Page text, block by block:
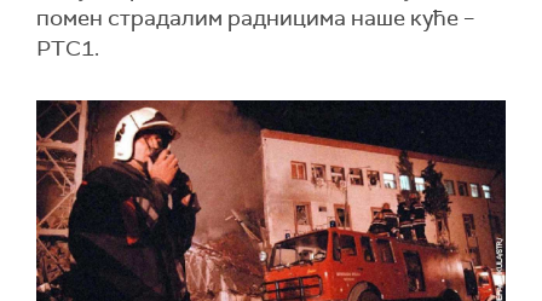
помен страдалим радницима наше куће –
РТС1.